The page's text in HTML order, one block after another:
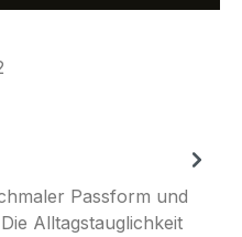
Passform und
Alltagstauglichkeit